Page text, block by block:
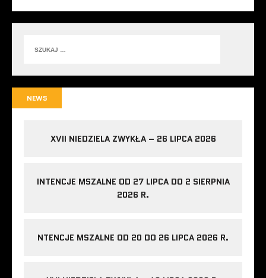
NEWS
XVII NIEDZIELA ZWYKŁA – 26 LIPCA 2026
INTENCJE MSZALNE OD 27 LIPCA DO 2 SIERPNIA
2026 R.
NTENCJE MSZALNE OD 20 DO 26 LIPCA 2026 R.